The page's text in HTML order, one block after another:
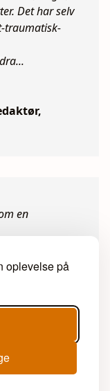
oplevelse på
Det har selv
traumatisk-
en